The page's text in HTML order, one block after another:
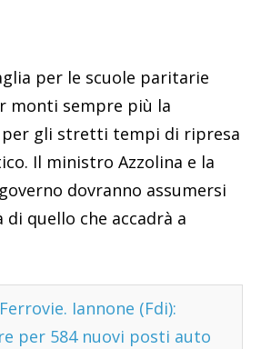
per le scuole paritarie
monti sempre più la
per gli stretti tempi di ripresa
Il ministro Azzolina e la
dovranno assumersi
quello che accadrà a
Ferrovie. Iannone (Fdi):
per 584 nuovi posti auto